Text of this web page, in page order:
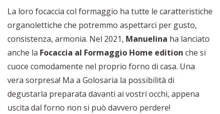
La loro focaccia col formaggio ha tutte le caratteristiche
organolettiche che potremmo aspettarci per gusto,
consistenza, armonia. Nel 2021, Manuelina ha lanciato
anche la Focaccia al Formaggio Home edition che si
cuoce comodamente nel proprio forno di casa. Una
vera sorpresa! Ma a Golosaria la possibilità di
degustarla preparata davanti ai vostri occhi, appena
uscita dal forno non si può davvero perdere!